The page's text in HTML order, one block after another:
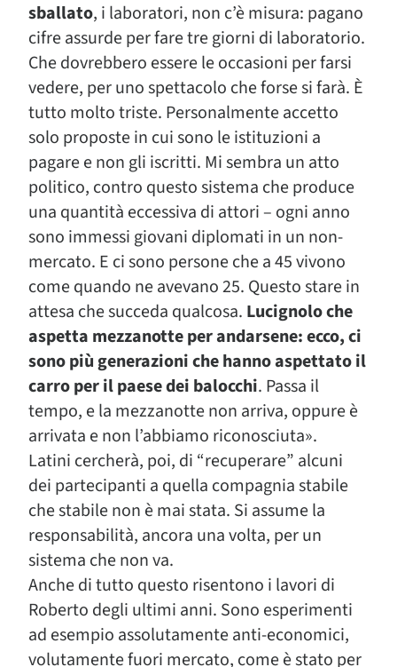
sballato, i laboratori, non c’è misura: pagano
cifre assurde per fare tre giorni di laboratorio.
Che dovrebbero essere le occasioni per farsi
vedere, per uno spettacolo che forse si farà. È
tutto molto triste. Personalmente accetto
solo proposte in cui sono le istituzioni a
pagare e non gli iscritti. Mi sembra un atto
politico, contro questo sistema che produce
una quantità eccessiva di attori – ogni anno
sono immessi giovani diplomati in un non-
mercato. E ci sono persone che a 45 vivono
come quando ne avevano 25. Questo stare in
attesa che succeda qualcosa. Lucignolo che
aspetta mezzanotte per andarsene: ecco, ci
sono più generazioni che hanno aspettato il
carro per il paese dei balocchi. Passa il
tempo, e la mezzanotte non arriva, oppure è
arrivata e non l’abbiamo riconosciuta».
Latini cercherà, poi, di “recuperare” alcuni
dei partecipanti a quella compagnia stabile
che stabile non è mai stata. Si assume la
responsabilità, ancora una volta, per un
sistema che non va.
Anche di tutto questo risentono i lavori di
Roberto degli ultimi anni. Sono esperimenti
ad esempio assolutamente anti-economici,
volutamente fuori mercato, come è stato per